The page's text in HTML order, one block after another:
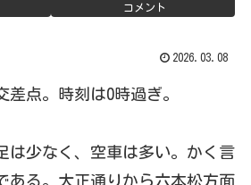
コメント
2026.03.08
差点。時刻は0時過ぎ。
は少なく、空車は多い。かく言
ある。大正通りから六本松方面